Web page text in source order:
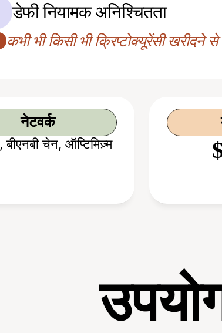
डेफी नियामक अनिश्चितता
कभी भी किसी भी क्रिप्टोक्यूरेंसी
नेटवर्क
बीएनबी चेन, ऑप्टिमिज़्म